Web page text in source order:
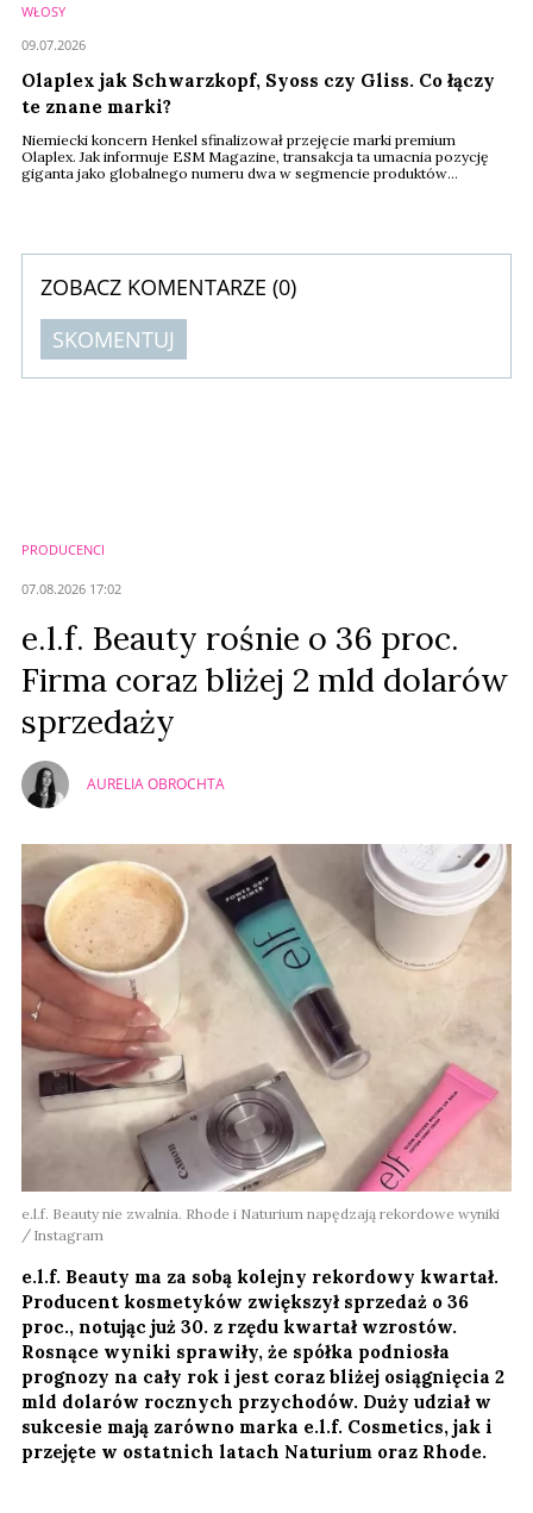
WŁOSY
Olaplex jak Schwarzkopf, Syoss czy Gliss. Co łączy
te znane marki?
Niemiecki koncern Henkel sfinalizował przejęcie marki premium
Olaplex. Jak informuje ESM Magazine, transakcja ta umacnia pozycję
giganta jako globalnego numeru dwa w segmencie produktów
09.07.2026
ZOBACZ KOMENTARZE (0)
SKOMENTUJ
PRODUCENCI
07.08.2026 17:02
e.l.f. Beauty rośnie o 36 proc.
Firma coraz bliżej 2 mld dolarów
sprzedaży
AURELIA OBROCHTA
e.l.f. Beauty nie zwalnia. Rhode i Naturium napędzają rekordowe wyniki
Instagram
e.l.f. Beauty ma za sobą kolejny rekordowy kwartał.
Producent kosmetyków zwiększył sprzedaż o 36
proc., notując już 30. z rzędu kwartał wzrostów.
Rosnące wyniki sprawiły, że spółka podniosła
prognozy na cały rok i jest coraz bliżej osiągnięcia 2
mld dolarów rocznych przychodów. Duży udział w
sukcesie mają zarówno marka e.l.f. Cosmetics, jak i
przejęte w ostatnich latach Naturium oraz Rhode.